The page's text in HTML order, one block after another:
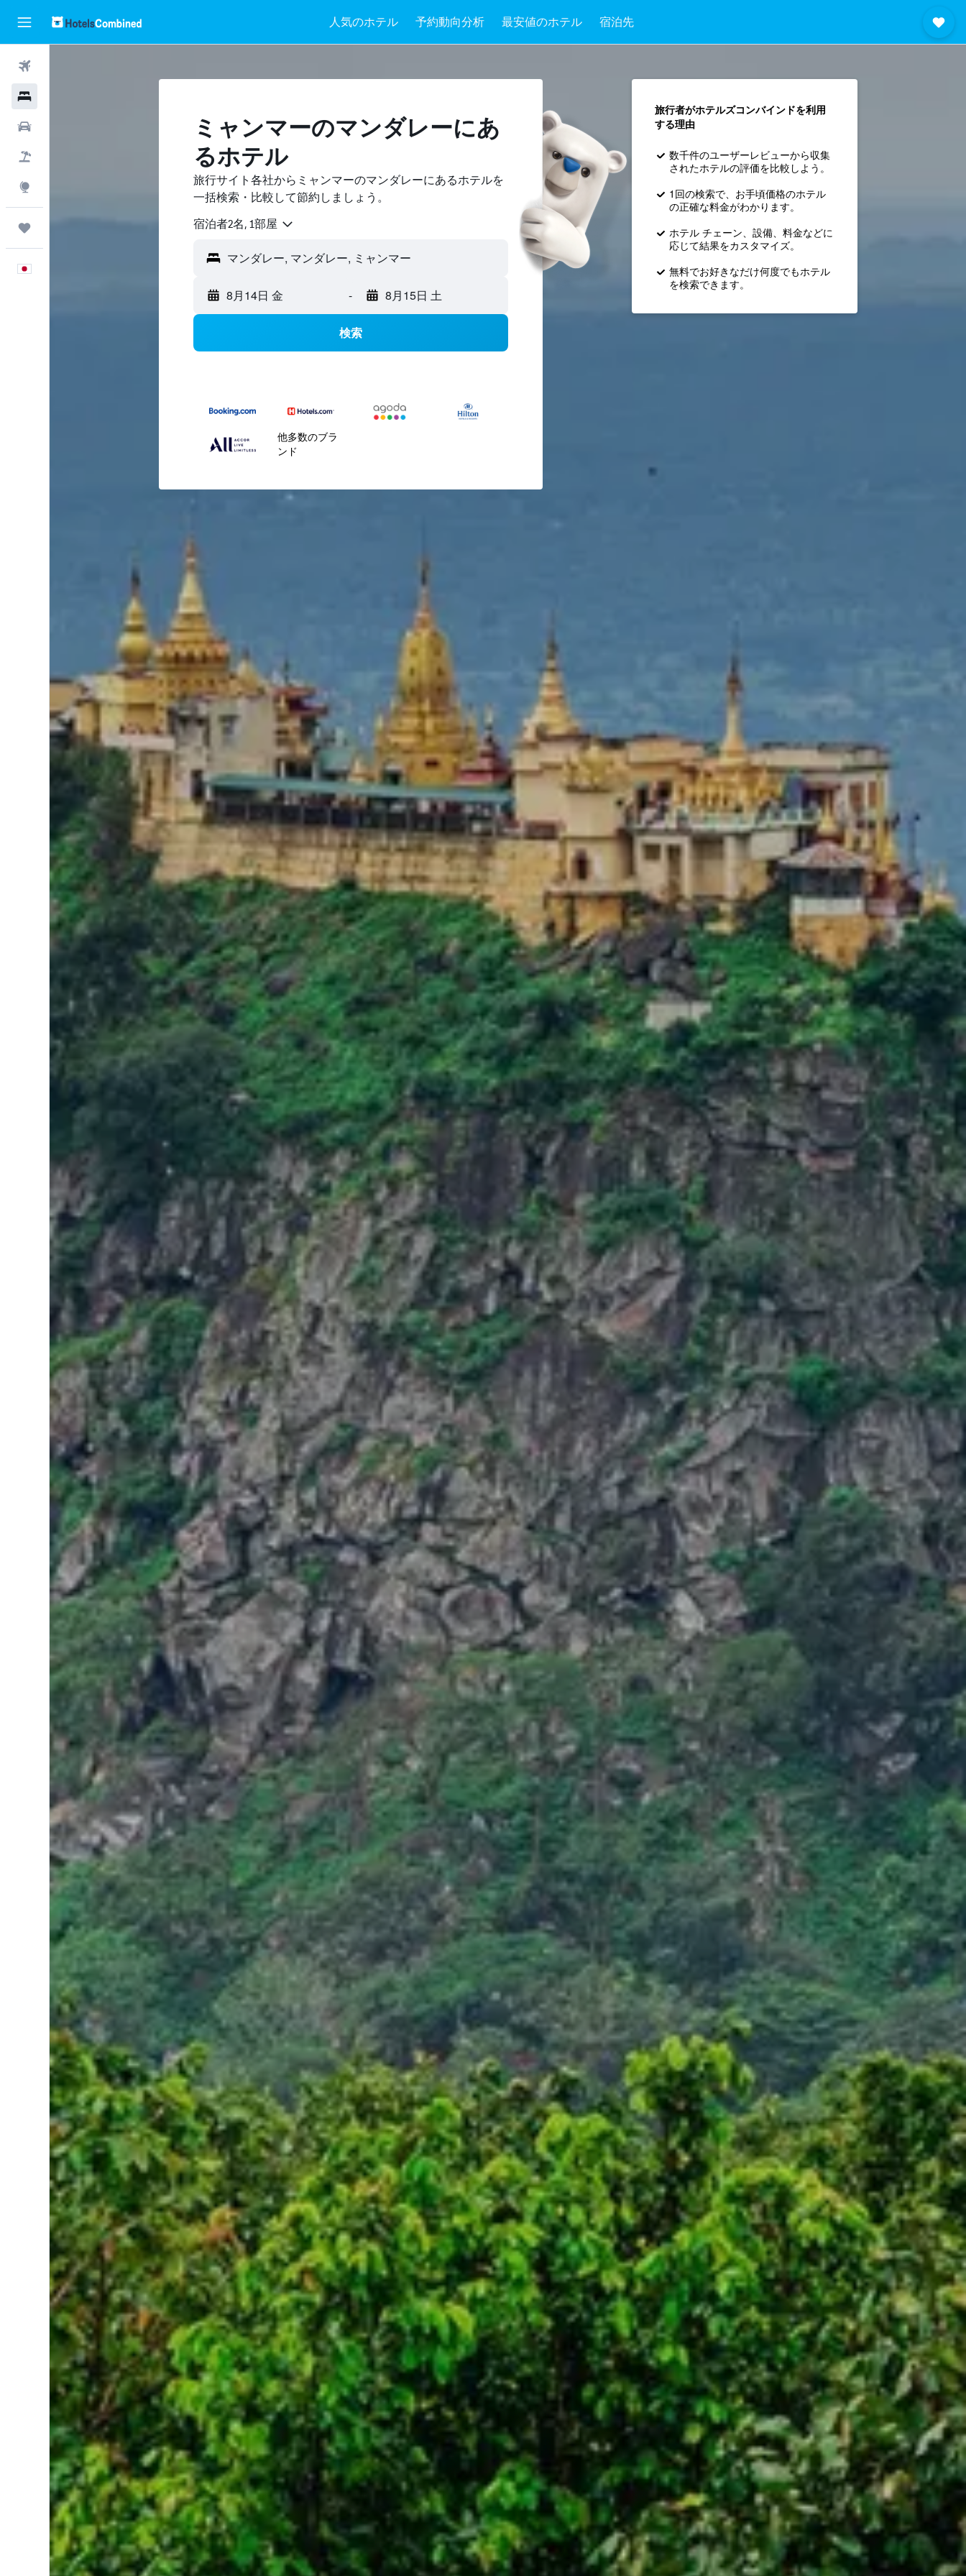
人気のホテル 予約動向分析 最安値のホテル 宿泊先
ミャンマーのマンダレーにあ
るホテル
旅行サイト各社からミャンマーのマンダレーにあるホテルを
一括検索・比較して節約しましょう。
宿泊者2名, 1​部屋
8月14日 金 - 8月15日 土
検索
他多数のブラ
ンド
旅行者がホテルズコンバインド​を利用
する理由
数千件のユーザーレビューから収集
されたホテルの評価を比較しよう。
1回の検索で、お手頃価格のホテル
の正確な料金がわかります。
ホテル チェーン、設備、料金などに
応じて結果をカスタマイズ。
無料でお好きなだけ何度でもホテル
を検索できます。